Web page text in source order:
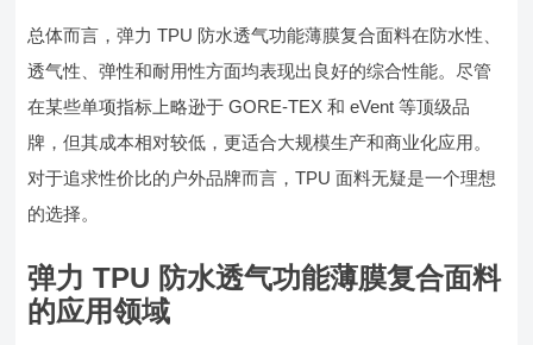
总体而言，弹力 TPU 防水透气功能薄膜复合面料在防水性、
透气性、弹性和耐用性方面均表现出良好的综合性能。尽管
在某些单项指标上略逊于 GORE-TEX 和 eVent 等顶级品
牌，但其成本相对较低，更适合大规模生产和商业化应用。
对于追求性价比的户外品牌而言，TPU 面料无疑是一个理想
的选择。
弹力 TPU 防水透气功能薄膜复合面料
的应用领域